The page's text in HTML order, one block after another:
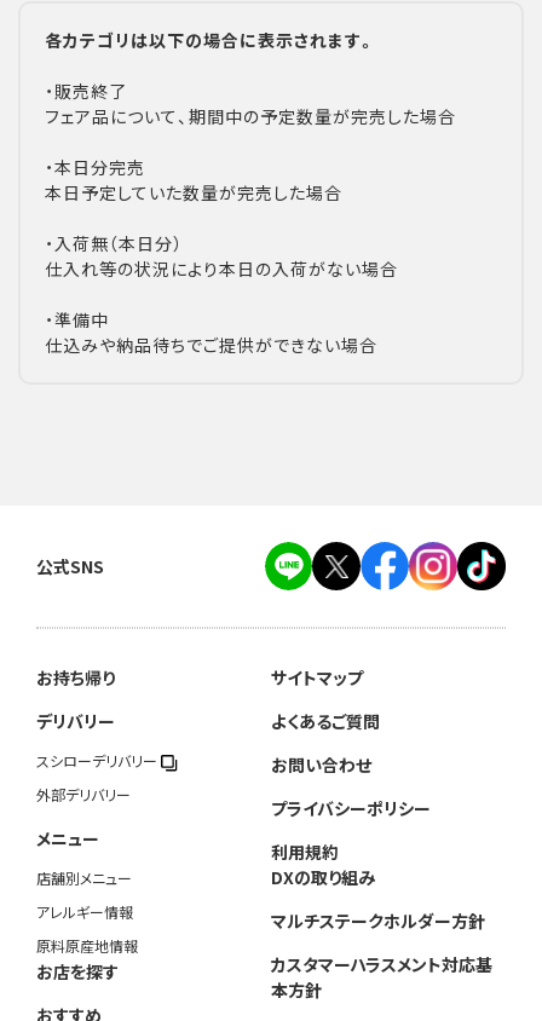
各カテゴリは以下の場合に表示されます。
・販売終了
フェア品について、期間中の予定数量が完売した場合
・本日分完売
本日予定していた数量が完売した場合
・入荷無（本日分）
仕入れ等の状況により本日の入荷がない場合
・準備中
仕込みや納品待ちでご提供ができない場合
公式SNS
お持ち帰り
デリバリー
スシローデリバリー
外部デリバリー
メニュー
店舗別メニュー
アレルギー情報
原料原産地情報
お店を探す
おすすめ
サイトマップ
よくあるご質問
お問い合わせ
プライバシーポリシー
利用規約
DXの取り組み
マルチステークホルダー方針
カスタマーハラスメント対応基
本方針